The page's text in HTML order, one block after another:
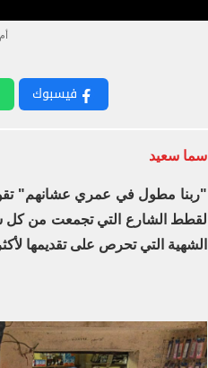
فيسبوك
سما سعيد
"ربنا مطول في عمري عشانهم"
لقطط الشارع التي تجمعت من كل
الشهية التي تحرص على تقديمها لأكثر من 30